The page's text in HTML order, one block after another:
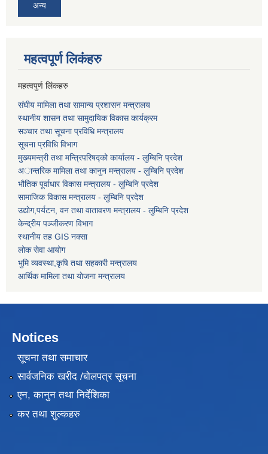
अन्य
महत्वपूर्ण लि‌कंंहरु
महत्वपुर्ण लिंकहरु
संघीय मामिला तथा सामान्य प्रशासन मन्त्रालय
स्थानीय शासन तथा सामुदायिक विकास कार्यक्रम
सञ्चार तथा सूचना प्रविधि मन्त्रालय
सूचना प्रविधि विभाग
मुख्यमन्त्री तथा मन्त्रिपरिषद्को कार्यालय - लुम्बिनि प्रदेश
अान्तरिक मामिला तथा कानुन मन्त्रालय - लुम्बिनि प्रदेश
भौतिक पूर्वाधार विकास मन्त्रालय - लुम्बिनि प्रदेश
सामाजिक विकास मन्त्रालय - लुम्बिनि प्रदेश
उद्याेग,पर्यटन, वन तथा वातावरण मन्त्रालय - लुम्बिनि प्रदेश
केन्द्रीय पञ्जीकरण विभाग
स्थानीय तह GIS नक्सा
लोक सेवा आयोग
भुमि व्यवस्था,कृषि तथा सहकारी मन्त्रालय
आर्थिक मामिला तथा याेजना मन्त्रालय
Notices
सूचना तथा समाचार
सार्वजनिक खरीद /बोलपत्र सूचना
एन, कानुन तथा निर्देशिका
कर तथा शुल्कहरु